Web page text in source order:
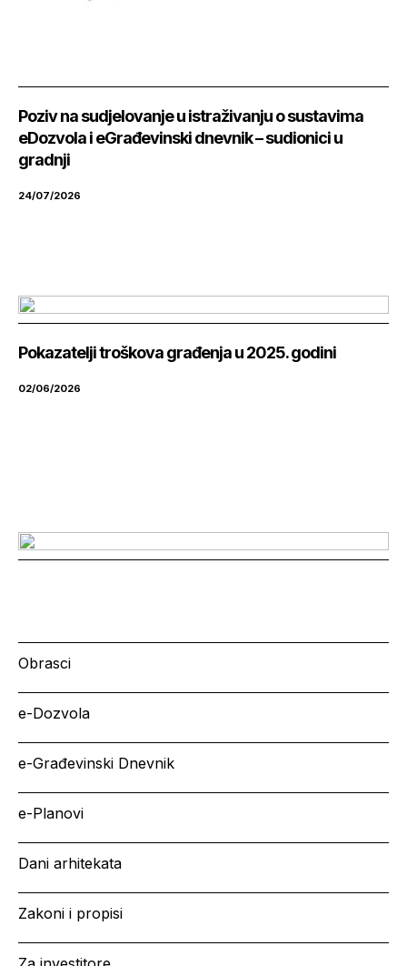
Poziv na sudjelovanje u istraživanju o sustavima
eDozvola i eGrađevinski dnevnik – sudionici u
gradnji
24/07/2026
Pokazatelji troškova građenja u 2025. godini
02/06/2026
Obrasci
e-Dozvola
e-Građevinski Dnevnik
e-Planovi
Dani arhitekata
Zakoni i propisi